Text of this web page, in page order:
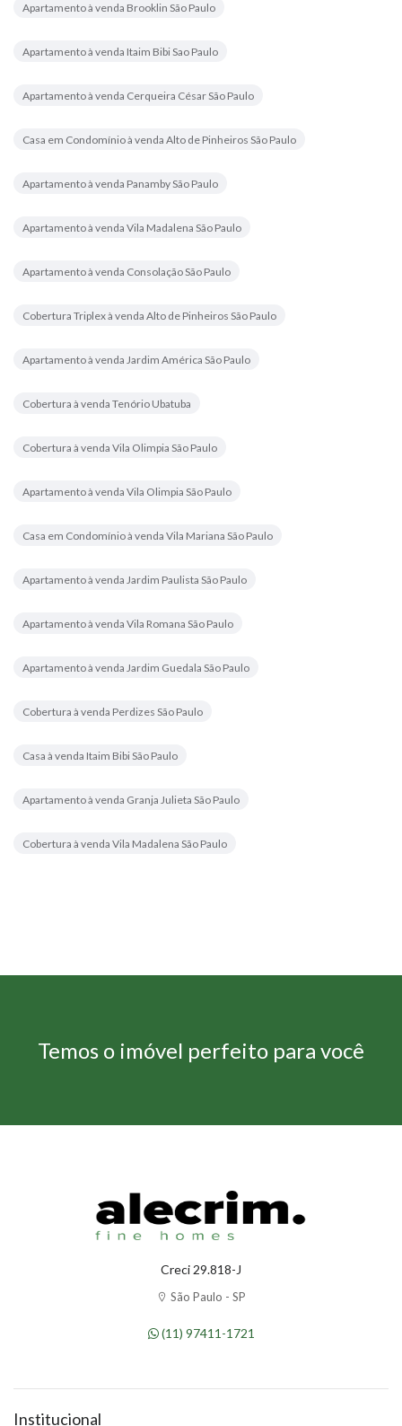
Apartamento à venda Brooklin São Paulo
Apartamento à venda Itaim Bibi Sao Paulo
Apartamento à venda Cerqueira César São Paulo
Casa em Condomínio à venda Alto de Pinheiros São Paulo
Apartamento à venda Panamby São Paulo
Apartamento à venda Vila Madalena São Paulo
Apartamento à venda Consolação São Paulo
Cobertura Triplex à venda Alto de Pinheiros São Paulo
Apartamento à venda Jardim América São Paulo
Cobertura à venda Tenório Ubatuba
Cobertura à venda Vila Olimpia São Paulo
Apartamento à venda Vila Olimpia São Paulo
Casa em Condomínio à venda Vila Mariana São Paulo
Apartamento à venda Jardim Paulista São Paulo
Apartamento à venda Vila Romana São Paulo
Apartamento à venda Jardim Guedala São Paulo
Cobertura à venda Perdizes São Paulo
Casa à venda Itaim Bibi São Paulo
Apartamento à venda Granja Julieta São Paulo
Cobertura à venda Vila Madalena São Paulo
Temos o imóvel perfeito para você
Creci 29.818-J
São Paulo - SP
(11) 97411-1721
Institucional